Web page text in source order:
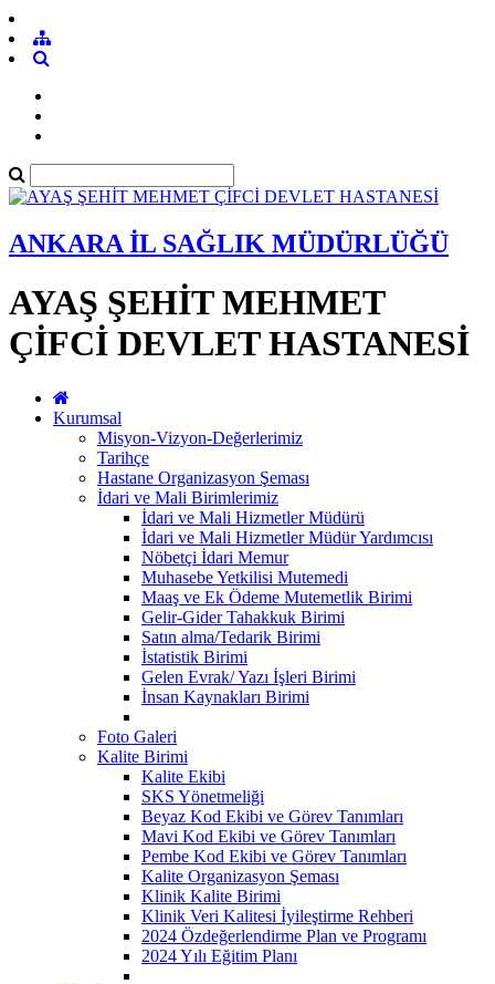
ANKARA İL SAĞLIK MÜDÜRLÜĞÜ
AYAŞ ŞEHİT MEHMET
ÇİFCİ DEVLET HASTANESİ
Kurumsal
Misyon-Vizyon-Değerlerimiz
Tarihçe
Hastane Organizasyon Şeması
İdari ve Mali Birimlerimiz
İdari ve Mali Hizmetler Müdürü
İdari ve Mali Hizmetler Müdür Yardımcısı
Nöbetçi İdari Memur
Muhasebe Yetkilisi Mutemedi
Maaş ve Ek Ödeme Mutemetlik Birimi
Gelir-Gider Tahakkuk Birimi
Satın alma/Tedarik Birimi
İstatistik Birimi
Gelen Evrak/ Yazı İşleri Birimi
İnsan Kaynakları Birimi
Foto Galeri
Kalite Birimi
Kalite Ekibi
SKS Yönetmeliği
Beyaz Kod Ekibi ve Görev Tanımları
Mavi Kod Ekibi ve Görev Tanımları
Pembe Kod Ekibi ve Görev Tanımları
Kalite Organizasyon Şeması
Klinik Kalite Birimi
Klinik Veri Kalitesi İyileştirme Rehberi
2024 Özdeğerlendirme Plan ve Programı
2024 Yılı Eğitim Planı